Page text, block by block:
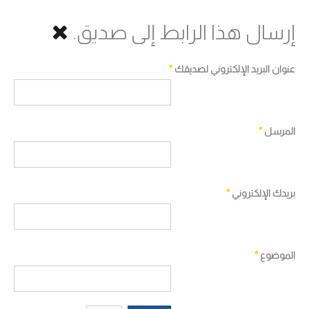
إرسال هذا الرابط إلى صديق.
عنوان البريد الإلكتروني لصديقك*
المرسل*
بريدك الإلكتروني*
الموضوع*